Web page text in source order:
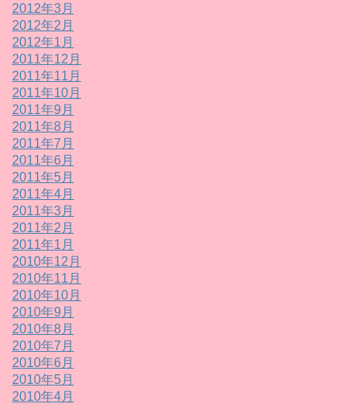
2012年3月
2012年2月
2012年1月
2011年12月
2011年11月
2011年10月
2011年9月
2011年8月
2011年7月
2011年6月
2011年5月
2011年4月
2011年3月
2011年2月
2011年1月
2010年12月
2010年11月
2010年10月
2010年9月
2010年8月
2010年7月
2010年6月
2010年5月
2010年4月